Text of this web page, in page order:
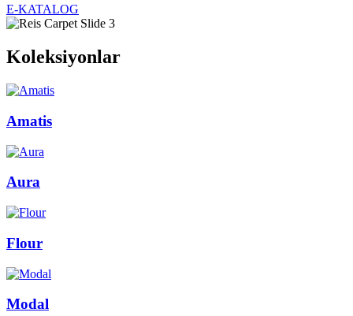
E-KATALOG
Koleksiyonlar
Amatis
Aura
Flour
Modal